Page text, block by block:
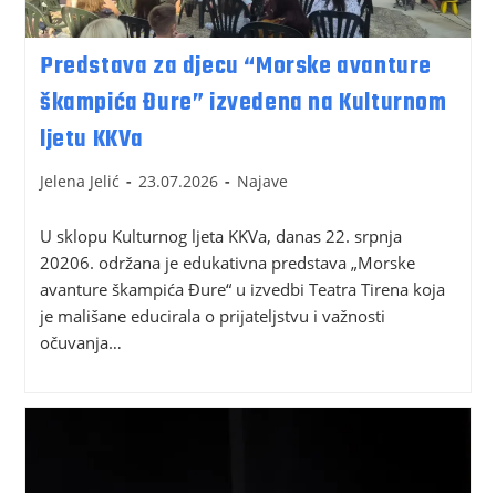
Predstava za djecu “Morske avanture
škampića Đure” izvedena na Kulturnom
ljetu KKVa
Jelena Jelić 23.07.2026 Najave
U sklopu Kulturnog ljeta KKVa, danas 22. srpnja
20206. održana je edukativna predstava „Morske
avanture škampića Đure“ u izvedbi Teatra Tirena koja
je mališane educirala o prijateljstvu i važnosti
očuvanja…